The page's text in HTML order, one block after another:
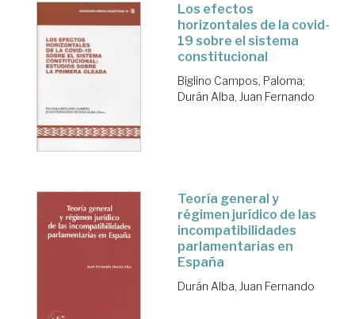
Los efectos
horizontales de la covid-
19 sobre el sistema
constitucional
Biglino Campos, Paloma;
Durán Alba, Juan Fernando
Teoría general y
régimen jurídico de las
incompatibilidades
parlamentarias en
España
Durán Alba, Juan Fernando